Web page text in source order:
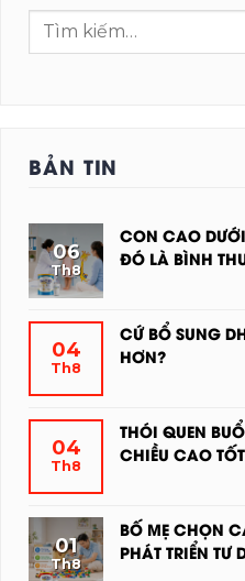
BẢN TIN
06
Th8
CON CAO
ĐÓ LÀ BÌNH
BÌNH
LUẬN
CAO
DƯỚI
4CM/NĂM?
NGHĨ
ĐÓ
LÀ
04
Th8
CỨ BỔ SUNG
HƠN?
BÌNH
LUẬN
BỔ
SUNG
04
Th8
THÓI QUEN
CHIỀU CAO
BÌNH
LUẬN
01
Th8
BỐ MẸ CHỌN
PHÁT TRIỂN TƯ